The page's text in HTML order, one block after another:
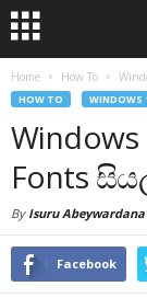
Home How To
HOW TO WINDOWS
Fonts
By Isuru Abeywardana
Facebook